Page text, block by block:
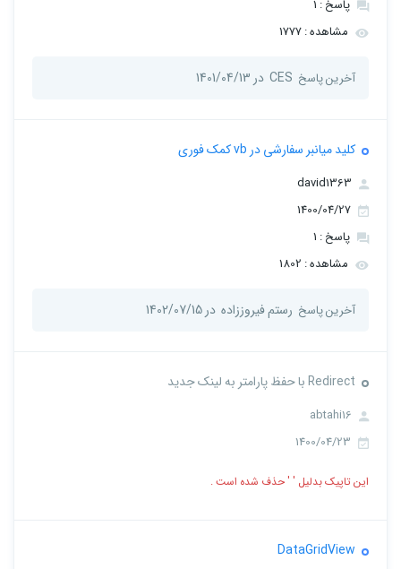
پاسخ : 1
مشاهده : 1777
آخرین پاسخ CES در 1401/04/13
کلید میانبر سفارشی در vb کمک فوری
پاسخ : 1
مشاهده : 1802
آخرین پاسخ رستم فیروززاده در 1402/07/15
Redirect با حفظ پارامتر به لینک جدید
این تاپیک بدلیل ' ' حذف شده است .
DataGridView